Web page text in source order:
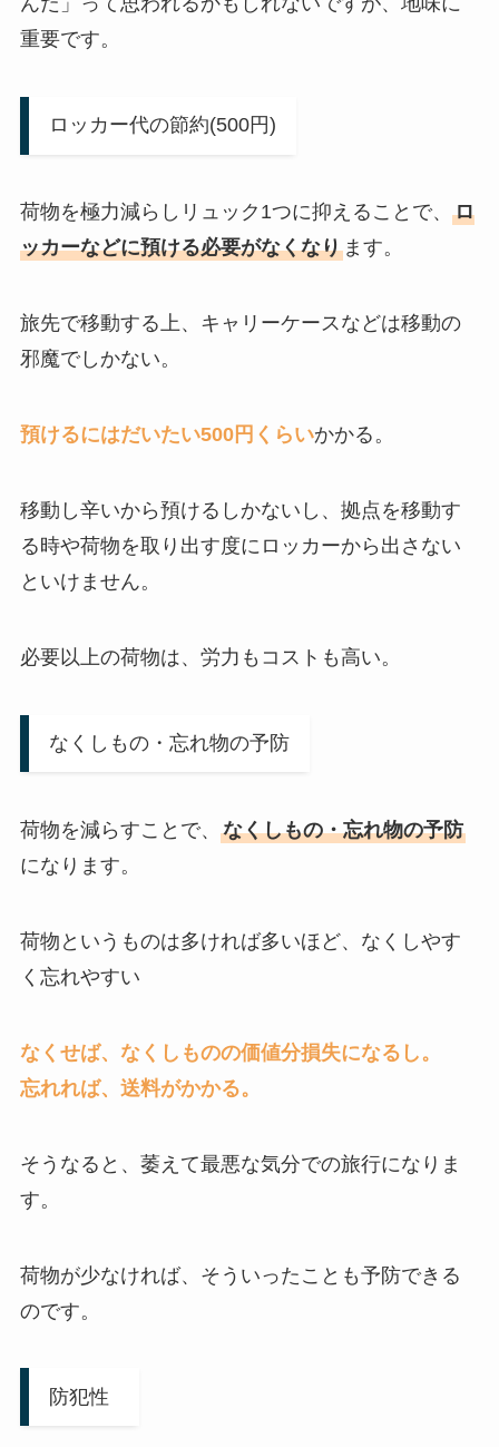
重要です。
ロッカー代の節約(500円)
荷物を極力減らしリュック1つに抑えることで、 ロ
ッカーなどに預ける必要がなくなります。
旅先で移動する上、キャリーケースなどは移動の
邪魔でしかない。
預けるにはだいたい500円くらいかかる。
移動し辛いから預けるしかないし、拠点を移動す
る時や荷物を取り出す度にロッカーから出さない
といけません。
必要以上の荷物は、労力もコストも高い。
なくしもの・忘れ物の予防
荷物を減らすことで、 なくしもの・忘れ物の予防
になります。
荷物というものは多ければ多いほど、なくしやす
く忘れやすい
なくせば、なくしものの価値分損失になるし。
忘れれば、送料がかかる。
そうなると、萎えて最悪な気分での旅行になりま
す。
荷物が少なければ、そういったことも予防できる
のです。
防犯性